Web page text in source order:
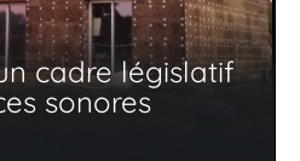
cadre législatif
sonores